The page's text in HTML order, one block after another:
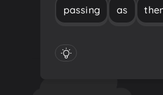
passing as